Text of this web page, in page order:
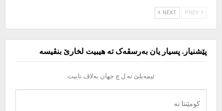
PREV
NEXT
پێشنیار. پسیار یان بەرسڤەک تە هیبیت لخارێ بنڤیسە
ئیمەیلێ تە ل چ جهان بەلاڤ نابیت